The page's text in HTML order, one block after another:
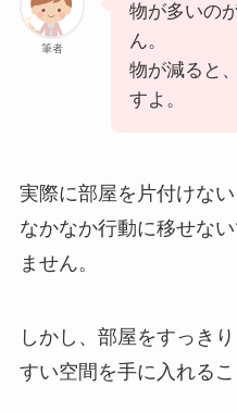
筆者
物が多いの
ん。
物が減ると
すよ。
実際に部屋を片付けな
なかなか行動に移せな
ません。
しかし、部屋をすっき
すい空間を手に入れるこ